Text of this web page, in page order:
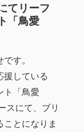
てリーフ
「鳥愛
す。
援している
ト「鳥愛
スにて、ブリ
とになりま